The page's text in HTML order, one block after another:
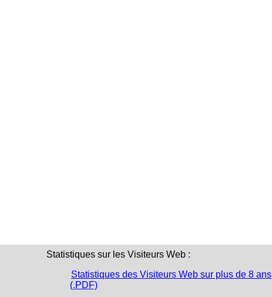
Statistiques sur les Visiteurs Web :
Statistiques des Visiteurs Web sur plus de 8 ans
(.PDF)